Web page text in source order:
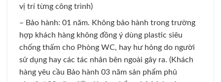
vị trí từng công trình)
– Bảo hành: 01 năm. Không bảo hành trong trường
hợp khách hàng không đồng ý dùng plastic siêu
chống thấm cho Phòng WC, hay hư hỏng do người
sử dụng hay các tác nhân bên ngoài gây ra. (Khách
hàng yêu cầu Bảo hành 03 năm sản phẩm phủ